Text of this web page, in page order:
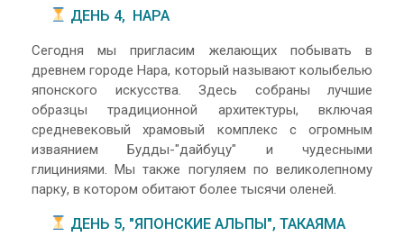
ДЕНЬ 4, НАРА
Сегодня мы пригласим желающих побывать в
древнем городе Нара, который называют колыбелью
японского искусства. Здесь собраны лучшие
образцы традиционной архитектуры, включая
средневековый храмовый комплекс с огромным
изваянием Будды-"дайбуцу" и чудесными
глициниями. Мы также погуляем по великолепному
парку, в котором обитают более тысячи оленей.
ДЕНЬ 5, "ЯПОНСКИЕ АЛЬПЫ", ТАКАЯМА